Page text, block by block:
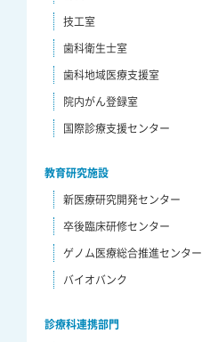
技工室
歯科衛生士室
歯科地域医療支援室
院内がん登録室
国際診療支援センター
教育研究施設
新医療研究開発センター
卒後臨床研修センター
ゲノム医療総合推進センター
バイオバンク
診療科連携部門